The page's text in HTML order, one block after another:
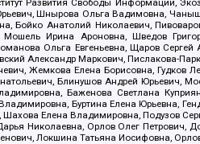
Шнырова Ольга Вадимовна,
Бойко Анатолий Николаевич,
Ирина Ароновна, Шведов
Ольга Евгеньевна, Щаров
Александр Маркович, Пислакова-
Жемкова Елена Борисовна,
Блинушов Андрей Юрьевич,
Баженова Светлана
Буртина Елена Юрьевна,
Елена Владимировна, Подузов
Николаевна, Орлов Олег Петрович,
Локшина Татьяна Иосифовна,